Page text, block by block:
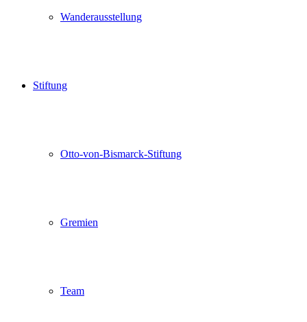
Wanderausstellung
Stiftung
Otto-von-Bismarck-Stiftung
Gremien
Team